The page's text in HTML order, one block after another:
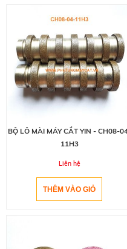
BỘ LÔ MÀI MÁY CẮT YIN - CH08-
11H3
Liên hệ